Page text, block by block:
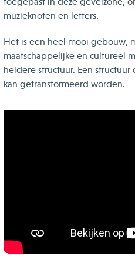
muzieknoten en letters.
Het is een heel mooi gebouw,
maatschappelijke en cultureel
heldere structuur. Een
kan getransformeerd worden.